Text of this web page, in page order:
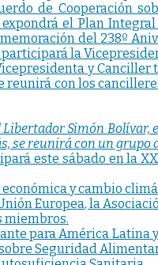
Simón Bolívar,
se reunirá con un grupo
este sábado en la
y cambio
Europea, la
miembros.
para América Latina
Seguridad